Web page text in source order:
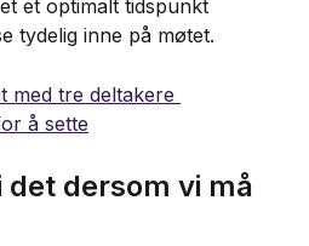
et optimalt tidspunkt
tydelig inne på møtet.
det dersom vi må